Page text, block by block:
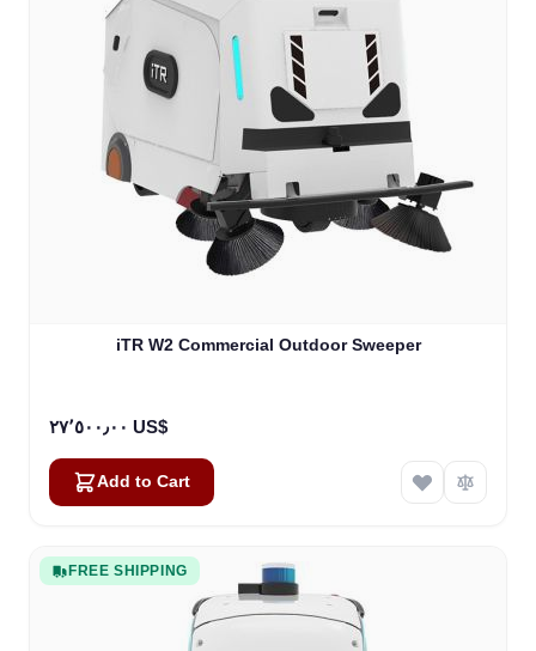
iTR W2 Commercial Outdoor Sweeper
٢٧٬٥٠٠٫٠٠ US$
Add to Cart
FREE SHIPPING